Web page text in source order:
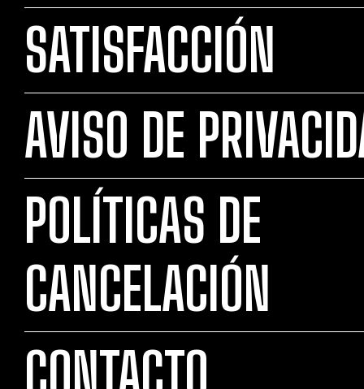
SATISFACCIÓN
AVISO DE
POLÍTICAS DE
CANCELACIÓN
CONTACTO